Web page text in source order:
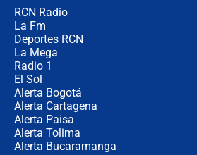
RCN Radio
La Fm
Deportes RCN
La Mega
Radio 1
El Sol
Alerta Bogotá
Alerta Cartagena
Alerta Paisa
Alerta Tolima
Alerta Bucaramanga